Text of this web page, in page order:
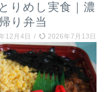
りめし実食｜濃
り弁当
12月4日 / 2026年7月13日